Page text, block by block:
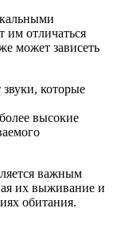
им отличаться
может зависеть
которые
высокие
важным
их выживание и
обитания.